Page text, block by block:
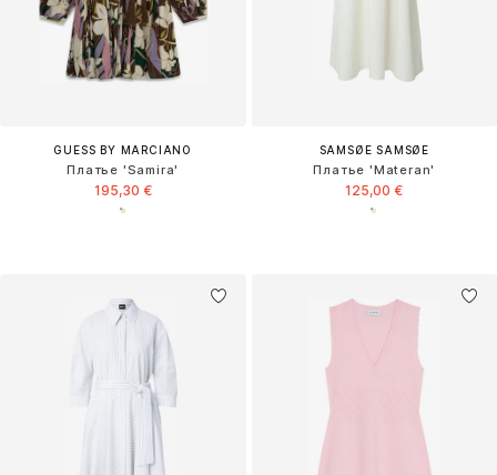
GUESS BY MARCIANO
Платье 'Samira'
195,30 €
SAMSØE SAMSØE
Платье 'Materan'
125,00 €